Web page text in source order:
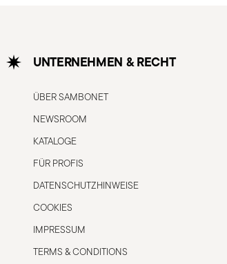
UNTERNEHMEN & RECHT
ÜBER SAMBONET
NEWSROOM
KATALOGE
FÜR PROFIS
DATENSCHUTZHINWEISE
COOKIES
IMPRESSUM
TERMS & CONDITIONS